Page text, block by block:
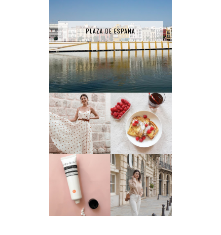
PLAZA DE ESPANA
LA ROBE SÉZANE
RECETTE - PAIN
PERDU
TEST PRODUIT #1
: HYDRA ACTIV
SMART NUTRIENT
DAY DREAM - FIGS
& ROUGE
3 TENUES
PORTÉES CE MOIS
#JANVIER